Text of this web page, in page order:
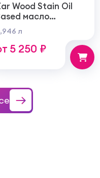
Wood Stain Oil
масло
по
л
5 250 ₽